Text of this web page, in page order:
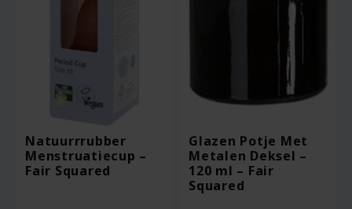
Natuurrrubber
Menstruatiecup –
Fair Squared
Glazen Potje Met
Metalen Deksel –
120 ml – Fair
Squared